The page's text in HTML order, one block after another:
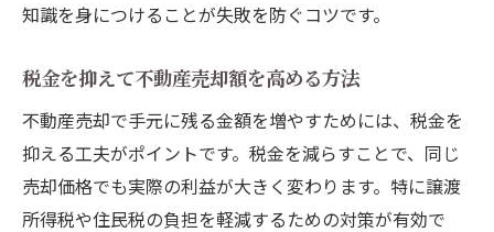
知識を身につけることが失敗を防ぐコツです。
税金を抑えて不動産売却額を高める方法
不動産売却で手元に残る金額を増やすためには、税金を
抑える工夫がポイントです。税金を減らすことで、同じ
売却価格でも実際の利益が大きく変わります。特に譲渡
所得税や住民税の負担を軽減するための対策が有効で